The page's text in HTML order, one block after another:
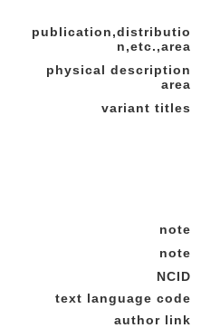
publication,distributio
n,etc.,area
physical description
area
variant titles
note
note
NCID
text language code
author link